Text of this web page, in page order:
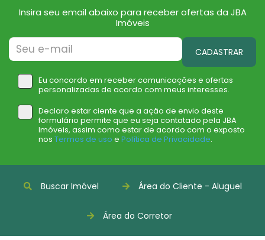
Insira seu email abaixo para receber ofertas da JBA
Imóveis
CADASTRAR
Eu concordo em receber comunicações e ofertas
personalizadas de acordo com meus interesses.
Declaro estar ciente que a ação de envio deste
formulário permite que eu seja contatado pela JBA
Imóveis, assim como estar de acordo com o exposto
nos Termos de uso e Política de Privacidade.
Buscar Imóvel Área do Cliente - Aluguel
Área do Corretor